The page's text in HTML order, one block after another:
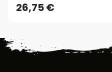
26,75 €